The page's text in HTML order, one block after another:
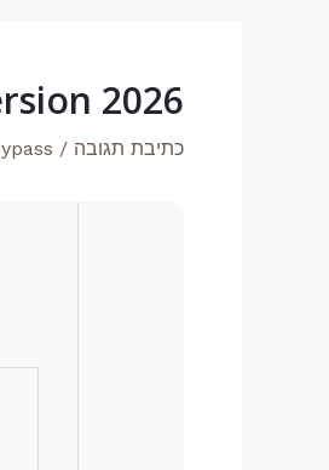
2026
כתיבת תגובה /